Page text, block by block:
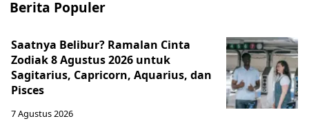
Berita Populer
Saatnya Belibur? Ramalan Cinta
Zodiak 8 Agustus 2026 untuk
Sagitarius, Capricorn, Aquarius, dan
Pisces
7 Agustus 2026